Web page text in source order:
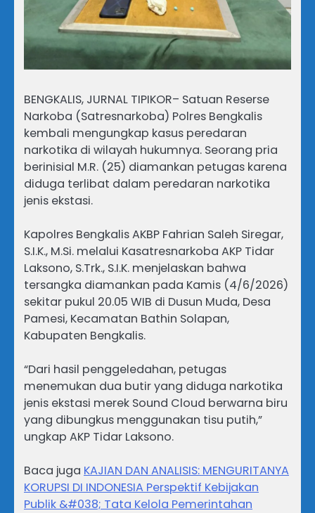
BENGKALIS, JURNAL TIPIKOR– Satuan Reserse
Narkoba (Satresnarkoba) Polres Bengkalis
kembali mengungkap kasus peredaran
narkotika di wilayah hukumnya. Seorang pria
berinisial M.R. (25) diamankan petugas karena
diduga terlibat dalam peredaran narkotika
jenis ekstasi.
Kapolres Bengkalis AKBP Fahrian Saleh Siregar,
S.I.K., M.Si. melalui Kasatresnarkoba AKP Tidar
Laksono, S.Trk., S.I.K. menjelaskan bahwa
tersangka diamankan pada Kamis (4/6/2026)
sekitar pukul 20.05 WIB di Dusun Muda, Desa
Pamesi, Kecamatan Bathin Solapan,
Kabupaten Bengkalis.
“Dari hasil penggeledahan, petugas
menemukan dua butir yang diduga narkotika
jenis ekstasi merek Sound Cloud berwarna biru
yang dibungkus menggunakan tisu putih,”
ungkap AKP Tidar Laksono.
Baca juga KAJIAN DAN ANALISIS: MENGURITANYA
KORUPSI DI INDONESIA Perspektif Kebijakan
Publik &#038; Tata Kelola Pemerintahan